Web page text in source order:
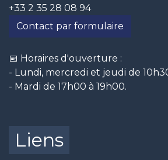
+33 2 35 28 08 94
Contact par formulaire
📅 Horaires d'ouverture :
- Lundi, mercredi et jeudi de
- Mardi de 17h00 à 19h00.
Liens